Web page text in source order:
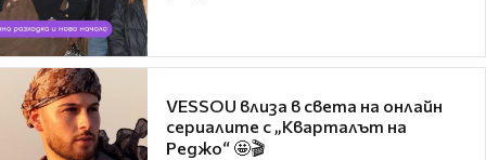
VESSOU влиза в света на онлайн
сериалите с „Кварталът на
Реджо“ 🤩🎬